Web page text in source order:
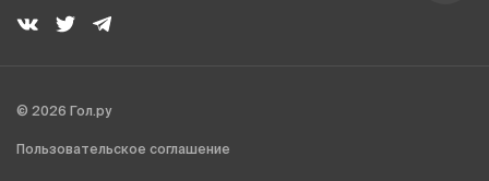
© 2026 Гол.ру
Пользовательское соглашение